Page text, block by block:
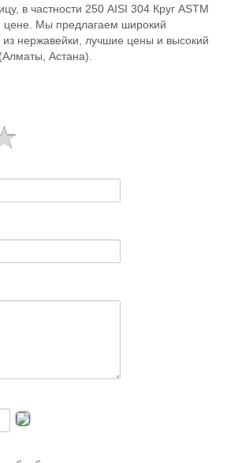
в частности 250 AISI 304 Круг ASTM
цене. Мы предлагаем широкий
из нержавейки, лучшие цены и высокий
Астана).